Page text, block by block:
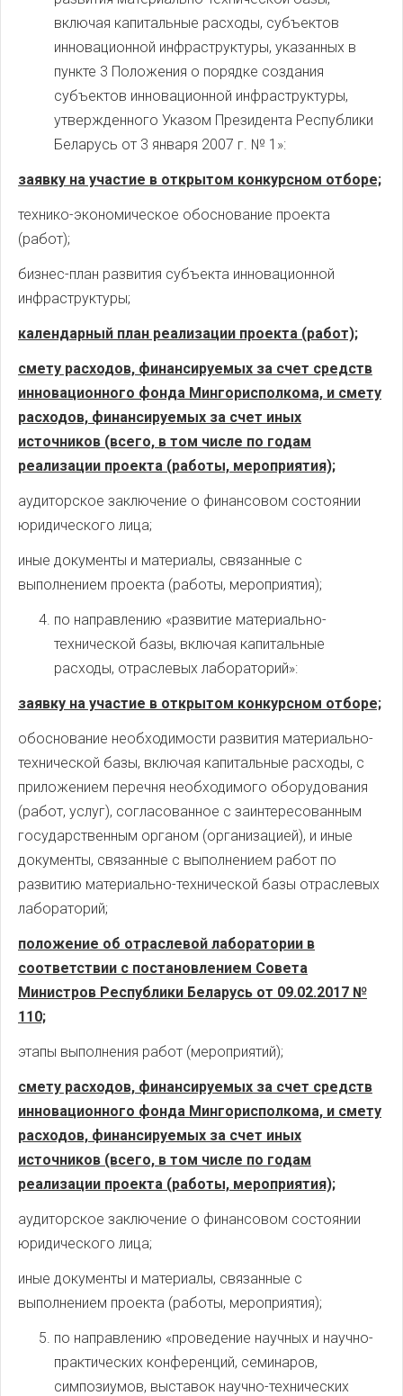
включая капитальные расходы, субъектов
инновационной инфраструктуры, указанных в
пункте 3 Положения о порядке создания
субъектов инновационной инфраструктуры,
утвержденного Указом Президента Республики
Беларусь от 3 января 2007 г. № 1»:
заявку на участие в открытом конкурсном отборе;
технико-экономическое обоснование проекта
(работ);
бизнес-план развития субъекта инновационной
инфраструктуры;
календарный план реализации проекта (работ);
смету расходов, финансируемых за счет средств
инновационного фонда Мингорисполкома, и смету
расходов, финансируемых за счет иных
источников (всего, в том числе по годам
реализации проекта (работы, мероприятия);
аудиторское заключение о финансовом состоянии
юридического лица;
иные документы и материалы, связанные с
выполнением проекта (работы, мероприятия);
по направлению «развитие материально-
технической базы, включая капитальные
расходы, отраслевых лабораторий»:
заявку на участие в открытом конкурсном отборе;
обоснование необходимости развития материально-
технической базы, включая капитальные расходы, с
приложением перечня необходимого оборудования
(работ, услуг), согласованное с заинтересованным
государственным органом (организацией), и иные
документы, связанные с выполнением работ по
развитию материально-технической базы отраслевых
лабораторий;
положение об отраслевой лаборатории в
соответствии с постановлением Совета
Министров Республики Беларусь от 09.02.2017 №
110;
этапы выполнения работ (мероприятий);
смету расходов, финансируемых за счет средств
инновационного фонда Мингорисполкома, и смету
расходов, финансируемых за счет иных
источников (всего, в том числе по годам
реализации проекта (работы, мероприятия);
аудиторское заключение о финансовом состоянии
юридического лица;
иные документы и материалы, связанные с
выполнением проекта (работы, мероприятия);
по направлению «проведение научных и научно-
практических конференций, семинаров,
симпозиумов, выставок научно-технических